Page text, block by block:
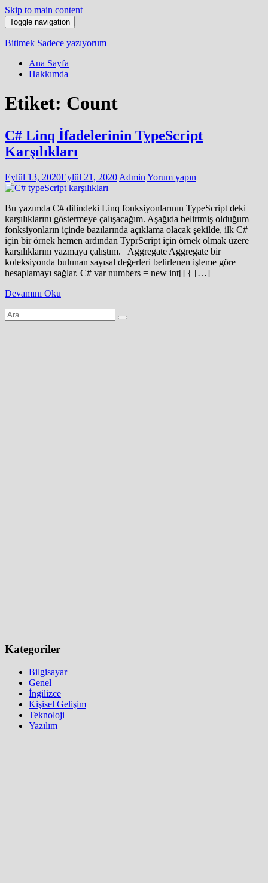
Skip to main content
Toggle navigation
Bitimek Sadece yazıyorum
Ana Sayfa
Hakkımda
Etiket: Count
C# Linq İfadelerinin TypeScript
Karşılıkları
Eylül 13, 2020Eylül 21, 2020 Admin Yorum yapın
Bu yazımda C# dilindeki Linq fonksiyonlarının TypeScript deki
karşılıklarını göstermeye çalışacağım. Aşağıda belirtmiş olduğum
fonksiyonların içinde bazılarında açıklama olacak şekilde, ilk C#
için bir örnek hemen ardından TyprScript için örnek olmak üzere
karşılıklarını yazmaya çalıştım. Aggregate Aggregate bir
koleksiyonda bulunan sayısal değerleri belirlenen işleme göre
hesaplamayı sağlar. C# var numbers = new int[] { […]
Devamını Oku
Arama
yap:
Kategoriler
Bilgisayar
Genel
İngilizce
Kişisel Gelişim
Teknoloji
Yazılım